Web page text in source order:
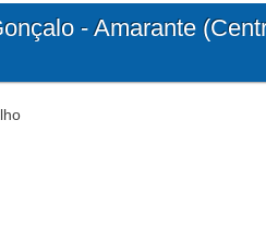
- Amarante